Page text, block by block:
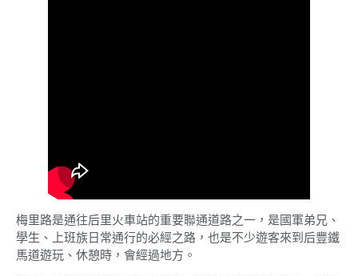
梅里路是通往后里火車站的重要聯通道路之一，是國軍弟兄、
學生、上班族日常通行的必經之路，也是不少遊客來到后豐鐵
馬道遊玩、休憩時，會經過地方。